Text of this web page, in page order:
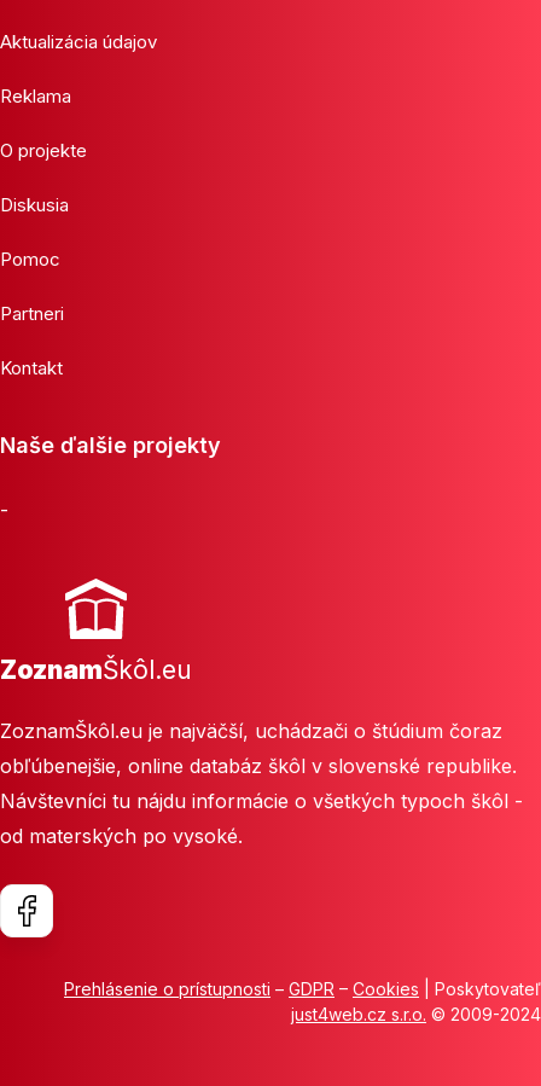
Aktualizácia údajov
Reklama
O projekte
Diskusia
Pomoc
Partneri
Kontakt
Naše ďalšie projekty
-
ZoznamŠkôl.eu
ZoznamŠkôl.eu je najväčší, uchádzači o štúdium čoraz
obľúbenejšie, online databáz škôl v slovenské republike.
Návštevníci tu nájdu informácie o všetkých typoch škôl -
od materských po vysoké.
Prehlásenie o prístupnosti – GDPR – Cookies | Poskytovateľ
just4web.cz s.r.o. © 2009-2024